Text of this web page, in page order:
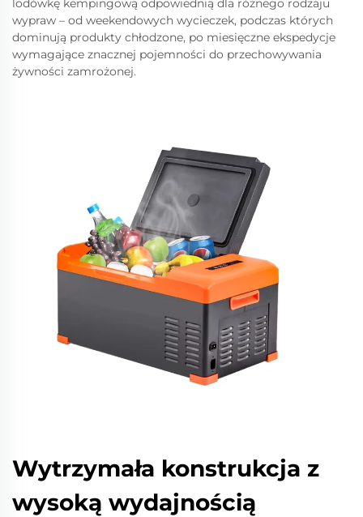
lodówkę kempingową odpowiednią dla różnego rodzaju
wypraw – od weekendowych wycieczek, podczas których
dominują produkty chłodzone, po miesięczne ekspedycje
wymagające znacznej pojemności do przechowywania
żywności zamrożonej.
Wytrzymała konstrukcja z
wysoką wydajnością